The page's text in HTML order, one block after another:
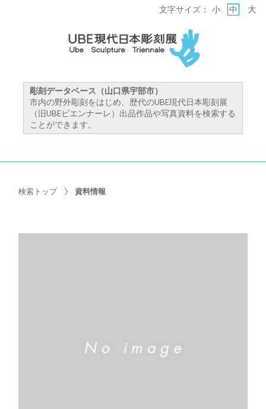
彫刻データベース（山口県宇部市）
市内の野外彫刻をはじめ、歴代のUBE現代日本彫刻展
（旧UBEビエンナーレ）出品作品や写真資料を検索する
ことができます。
文字サイズ： 小 中 大
検索トップ 資料情報